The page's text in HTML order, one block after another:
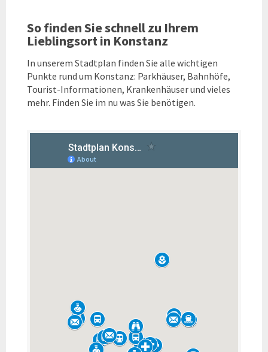
So finden Sie schnell zu Ihrem
Lieblingsort in Konstanz
In unserem Stadtplan finden Sie alle wichtigen
Punkte rund um Konstanz: Parkhäuser, Bahnhöfe,
Tourist-Informationen, Krankenhäuser und vieles
mehr. Finden Sie im nu was Sie benötigen.